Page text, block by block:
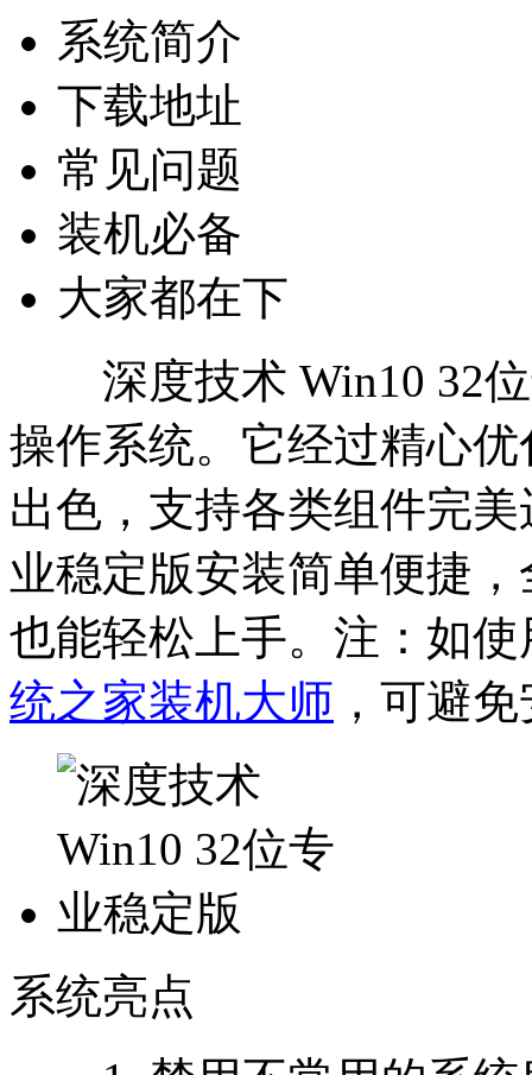
系统简介
下载地址
常见问题
装机必备
大家都在下
深度技术 Win10 32位
操作系统。它经过精心
出色，支持各类组件完
业稳定版安装简单便捷
也能轻松上手。 注：如
统之家装机大师 ，可避
系统亮点